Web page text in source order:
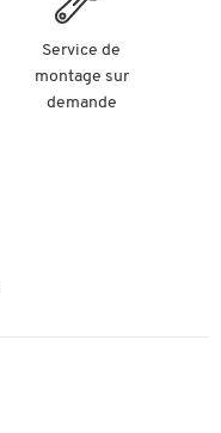
Service de
montage sur
demande